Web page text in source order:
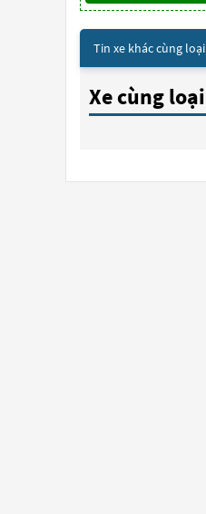
Tin xe khác cùng loại
Xe cùng loại